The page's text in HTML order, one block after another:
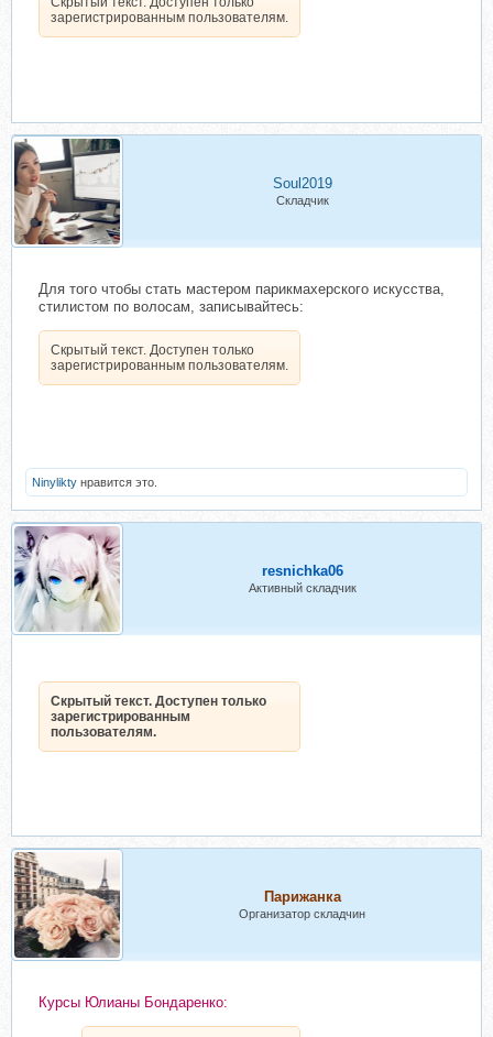
зарегистрированным пользователям.
Soul2019
Складчик
Для того чтобы стать мастером парикмахерского искусства,
стилистом по волосам, записывайтесь:
Скрытый текст. Доступен только
зарегистрированным пользователям.
Ninylikty нравится это.
resnichka06
Активный складчик
Скрытый текст. Доступен только
зарегистрированным
пользователям.
Парижанка
Организатор складчин
Курсы Юлианы Бондаренко: